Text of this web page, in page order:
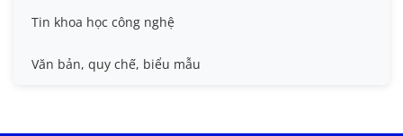
Tin khoa học công nghệ
Văn bản, quy chế, biểu mẫu